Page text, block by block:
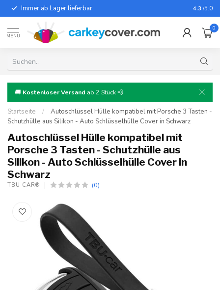
Immer ab Lager lieferbar Für fast
4.3 /5.0
MENU
0
🚚 Kostenloser Versand ab 2 Stück 💨
Startseite /
Autoschlüssel Hülle kompatibel mit Porsche 3 Tasten -
Schutzhülle aus Silikon - Auto Schlüsselhülle Cover in Schwarz
Autoschlüssel Hülle kompatibel mit
Porsche 3 Tasten - Schutzhülle aus
Silikon - Auto Schlüsselhülle Cover in
Schwarz
TBU CAR® (0)